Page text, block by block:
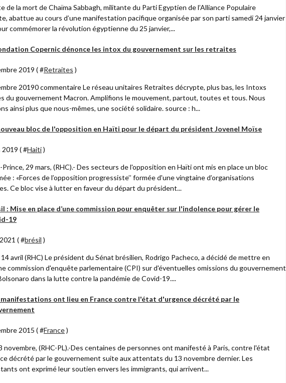
de la mort de Chaïma Sabbagh, militante du Parti Egyptien de l’Alliance Populaire
abattue au cours d’une manifestation pacifique organisée par son parti samedi 24 janvier
commémorer la révolution égyptienne du 25 janvier,...
Copernic dénonce les intox du gouvernement sur les retraites
2019 ( #Retraites )
20190 commentaire Le réseau unitaires Retraites décrypte, plus bas, les Intoxs
du gouvernement Macron. Amplifions le mouvement, partout, toutes et tous. Nous
ainsi plus que nous-mêmes, une société solidaire. source : h...
bloc de l'opposition en Haïti pour le départ du président Jovenel Moïse
2019 ( #Haiti)
29 mars, (RHC).- Des secteurs de l'opposition en Haïti ont mis en place un bloc
: «Forces de l’opposition progressiste’’ formée d'une vingtaine d’organisations
Ce bloc vise à lutter en faveur du départ du président...
: Mise en place d’une commission pour enquêter sur l'indolence pour gérer le
19
( #brésil )
14 avril (RHC) Le président du Sénat brésilien, Rodrigo Pacheco, a décidé de mettre en
commission d'enquête parlementaire (CPI) sur d'éventuelles omissions du gouvernement
dans la lutte contre la pandémie de Covid-19....
manifestations ont lieu en France contre l'état d'urgence décrété par le
2015 ( #France)
novembre, (RHC-PL).-Des centaines de personnes ont manifesté à Paris, contre l'état
décrété par le gouvernement suite aux attentats du 13 novembre dernier. Les
ont exprimé leur soutien envers les immigrants, qui arrivent...